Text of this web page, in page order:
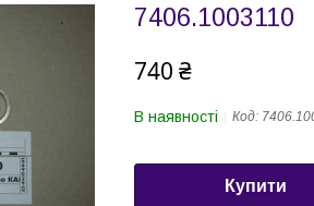
7406.1003110
740 ₴
В наявності Код:
Купити